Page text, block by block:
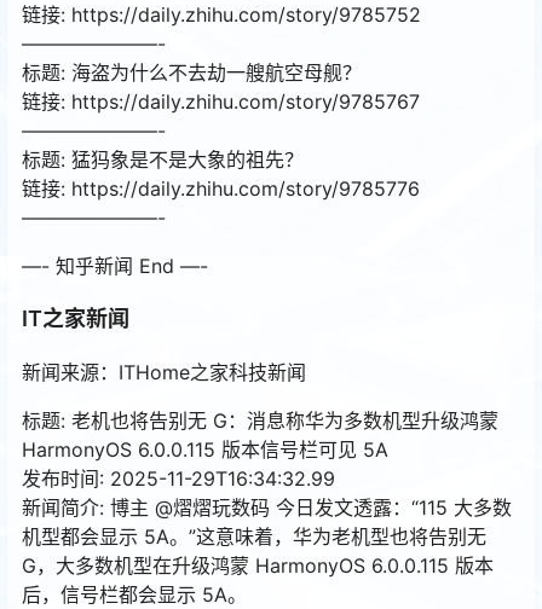
链接: https://daily.zhihu.com/story/9785752
———————-
标题: 海盗为什么不去劫一艘航空母舰？
链接: https://daily.zhihu.com/story/9785767
———————-
标题: 猛犸象是不是大象的祖先？
链接: https://daily.zhihu.com/story/9785776
———————-
—- 知乎新闻 End —-
IT之家新闻
新闻来源：ITHome之家科技新闻
标题: 老机也将告别无 G：消息称华为多数机型升级鸿蒙
HarmonyOS 6.0.0.115 版本信号栏可见 5A
发布时间: 2025-11-29T16:34:32.99
新闻简介: 博主 @熠熠玩数码 今日发文透露：“115 大多数
机型都会显示 5A。”这意味着，华为老机型也将告别无
G，大多数机型在升级鸿蒙 HarmonyOS 6.0.0.115 版本
后，信号栏都会显示 5A。